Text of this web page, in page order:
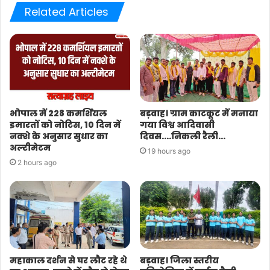
Related Articles
भोपाल में 228 कमर्शियल
इमारतों को नोटिस, 10 दिन में
नक्शे के अनुसार सुधार का
अल्टीमेटम
2 hours ago
बड़वाह। ग्राम काटकूट में मनाया
गया विश्व आदिवासी
दिवस….निकली रैली…
19 hours ago
महाकाल दर्शन से घर लौट रहे थे
बड़वाह। जिला स्तरीय